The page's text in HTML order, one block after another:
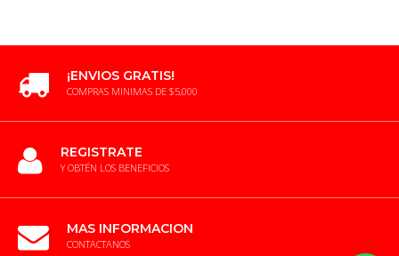
¡ENVIOS GRATIS!
COMPRAS MINIMAS DE $5,000
REGISTRATE
Y OBTÉN LOS BENEFICIOS
MAS INFORMACION
CONTACTANOS